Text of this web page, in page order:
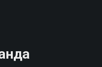
о настоящей семье и
Мартынов —
Внезапно
брат Вари, Дмитрий